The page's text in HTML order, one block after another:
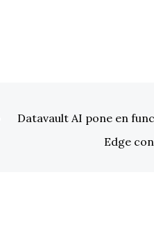
Datavault AI pone en
Edge